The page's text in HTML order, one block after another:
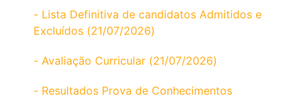
- Lista Definitiva de candidatos Admitidos e
Excluídos (21/07/2026)
- Avaliação Curricular (21/07/2026)
- Resultados Prova de Conhecimentos